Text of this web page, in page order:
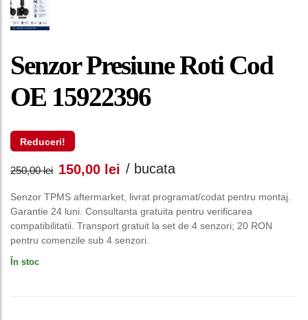
Senzor Presiune Roti Cod
OE 15922396
Reduceri!
250,00lei Prețul
inițial
a
150,00 lei Prețul
curent
este:
/ bucata
Senzor TPMS aftermarket, livrat programat/codat pentru montaj.
Garantie 24 luni. Consultanta gratuita pentru verificarea
compatibilitatii. Transport gratuit la set de 4 senzori; 20 RON
pentru comenzile sub 4 senzori.
În stoc